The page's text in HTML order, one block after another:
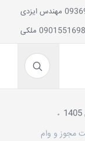
و جگرکی 1405 ☕ جهت مجوز و وام